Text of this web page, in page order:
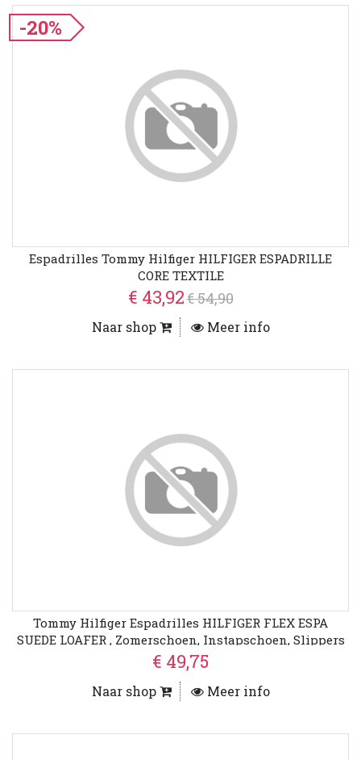
-20%
Espadrilles Tommy Hilfiger HILFIGER ESPADRILLE
CORE TEXTILE
€ 43,92€ 54,90
Naar shop Meer info
Tommy Hilfiger Espadrilles HILFIGER FLEX ESPA
SUEDE LOAFER , Zomerschoen, Instapschoen, Slippers
Met Bamboe-Bekleding Op De Plateau
€ 49,75
Naar shop Meer info